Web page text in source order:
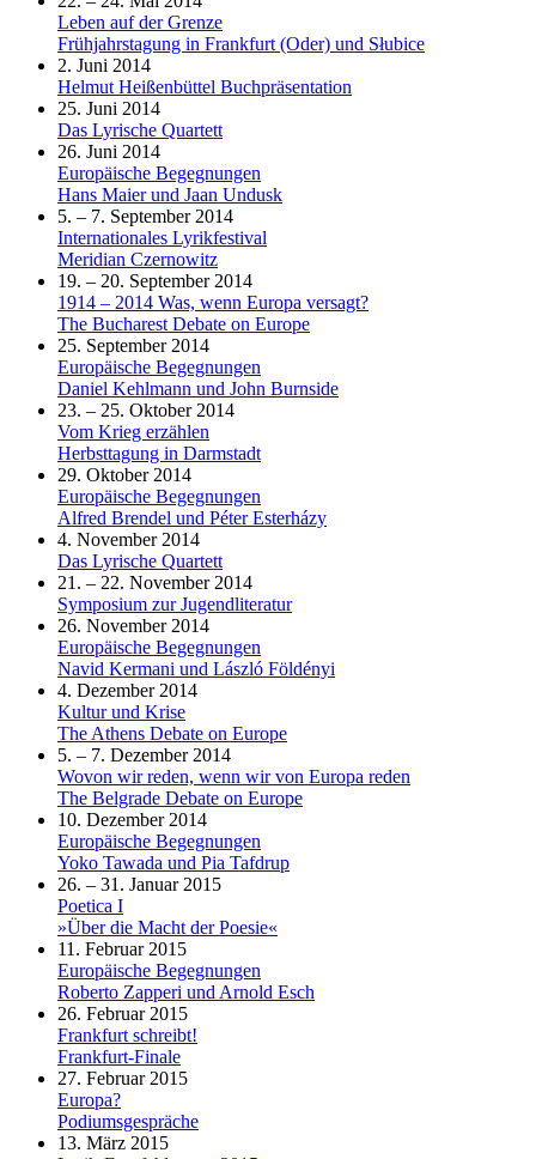
Leben auf der Grenze
Frühjahrstagung in Frankfurt (Oder) und Słubice
2. Juni 2014
Helmut Heißenbüttel Buchpräsentation
25. Juni 2014
Das Lyrische Quartett
26. Juni 2014
Europäische Begegnungen
Hans Maier und Jaan Undusk
5. – 7. September 2014
Internationales Lyrikfestival
Meridian Czernowitz
19. – 20. September 2014
1914 – 2014 Was, wenn Europa versagt?
The Bucharest Debate on Europe
25. September 2014
Europäische Begegnungen
Daniel Kehlmann und John Burnside
23. – 25. Oktober 2014
Vom Krieg erzählen
Herbsttagung in Darmstadt
29. Oktober 2014
Europäische Begegnungen
Alfred Brendel und Péter Esterházy
4. November 2014
Das Lyrische Quartett
21. – 22. November 2014
Symposium zur Jugendliteratur
26. November 2014
Europäische Begegnungen
Navid Kermani und László Földényi
4. Dezember 2014
Kultur und Krise
The Athens Debate on Europe
5. – 7. Dezember 2014
Wovon wir reden, wenn wir von Europa reden
The Belgrade Debate on Europe
10. Dezember 2014
Europäische Begegnungen
Yoko Tawada und Pia Tafdrup
26. – 31. Januar 2015
Poetica I
»Über die Macht der Poesie«
11. Februar 2015
Europäische Begegnungen
Roberto Zapperi und Arnold Esch
26. Februar 2015
Frankfurt schreibt!
Frankfurt-Finale
27. Februar 2015
Europa?
Podiumsgespräche
13. März 2015